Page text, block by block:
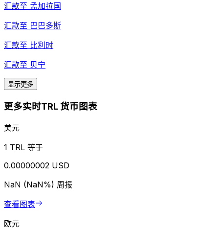
汇款至 孟加拉国
汇款至 巴巴多斯
汇款至 比利时
汇款至 贝宁
显示更多
更多实时TRL 货币图表
美元
1 TRL 等于
0.00000002 USD
NaN (NaN%) 周报
查看图表
欧元